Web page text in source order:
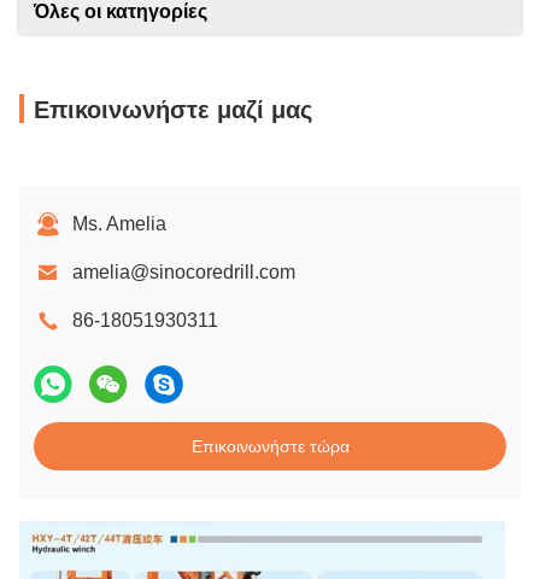
Όλες οι κατηγορίες
Επικοινωνήστε μαζί μας
Ms. Amelia
amelia@sinocoredrill.com
86-18051930311
Επικοινωνήστε τώρα